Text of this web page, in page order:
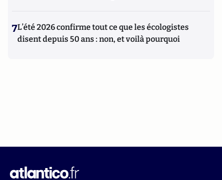
7L’été 2026 confirme tout ce que les écologistes
disent depuis 50 ans : non, et voilà pourquoi